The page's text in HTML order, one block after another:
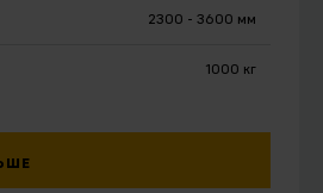
2300 - 3600 мм
1000 кг